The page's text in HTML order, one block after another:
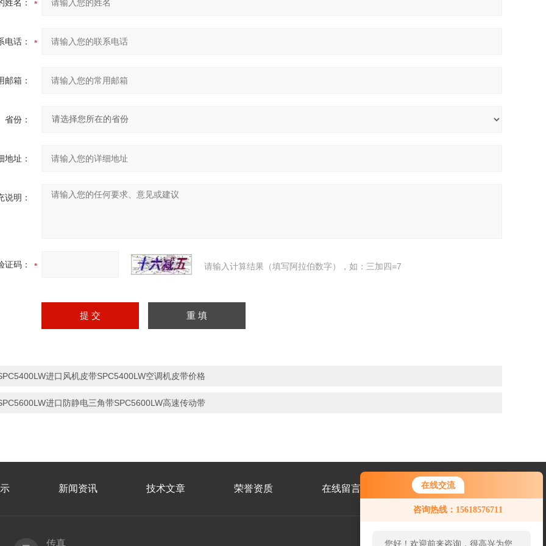
在线交流
咨询热线：15618576711
您好！欢迎前来咨询，很高兴为您
姓名：
电话：
邮箱：
省份：
地址：
说明：
证码： 请输入计算结果（填写阿拉伯数字），如：三加四=7
进口风机皮带SPC5400LW空调机皮带价格
进口防静电三角带SPC5600LW高速传动带
新闻资讯 技术文章 荣誉资质 在线留言 联系我们
传真